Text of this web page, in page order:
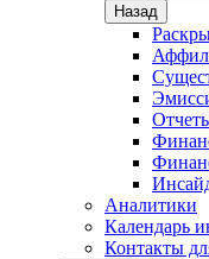
Назад
Аналитики
Календарь
Контакты